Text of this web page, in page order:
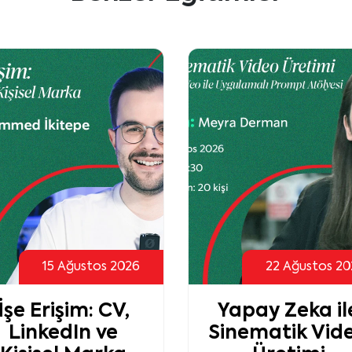
22 Ağustos 2026
Yapay Zeka ile
Video
04 Temmuz
Sanatla
ve Bedenini